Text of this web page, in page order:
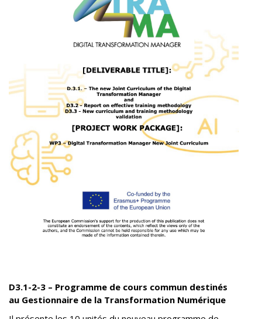
D3.1-2-3 – Programme de cours commun destinés
au Gestionnaire de la Transformation Numérique